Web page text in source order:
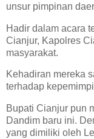
unsur pimpinan
Hadir dalam acara
Cianjur, Kapolres
masyarakat.
Kehadiran mereka
terhadap
Bupati Cianjur pun
Dandim baru ini.
yang dimiliki oleh